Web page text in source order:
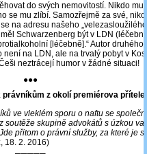
do svých nemovitostí. Nikdo mu
se mu zlíbí. Samozřejmě za své,
na adresu našeho
Schwarzenberg být v LDN
[léčebně].“ Autor druhého
není na LDN, ale na trvalý pobyt v
neztrácejí humor v žádné situaci!
●●●
z okolí premiérova přítele
ve vleklém sporu o naftu se
soutěže skupině advokátů s úzkou
přitom o právní služby, za které je
18. 2. 2016)